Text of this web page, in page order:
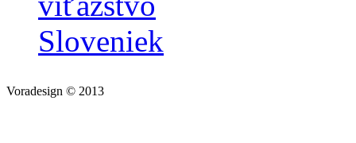
Sloveniek
Voradesign © 2013